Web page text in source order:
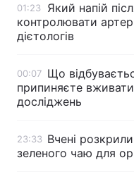
01:23
Який напій
контролювати
дієтологів
00:07 Що
припиняєте
досліджень
23:33 Вчені
зеленого чаю для